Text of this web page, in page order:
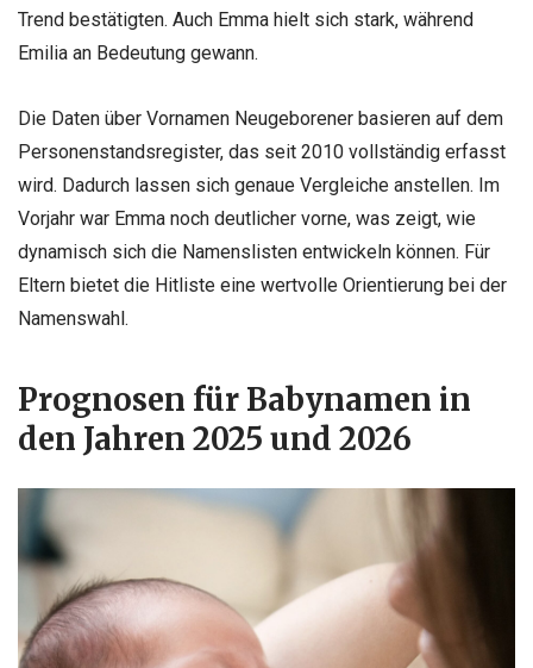
Trend bestätigten. Auch Emma hielt sich stark, während
Emilia an Bedeutung gewann.
Die Daten über Vornamen Neugeborener basieren auf dem
Personenstandsregister, das seit 2010 vollständig erfasst
wird. Dadurch lassen sich genaue Vergleiche anstellen. Im
Vorjahr war Emma noch deutlicher vorne, was zeigt, wie
dynamisch sich die Namenslisten entwickeln können. Für
Eltern bietet die Hitliste eine wertvolle Orientierung bei der
Namenswahl.
Prognosen für Babynamen in
den Jahren 2025 und 2026